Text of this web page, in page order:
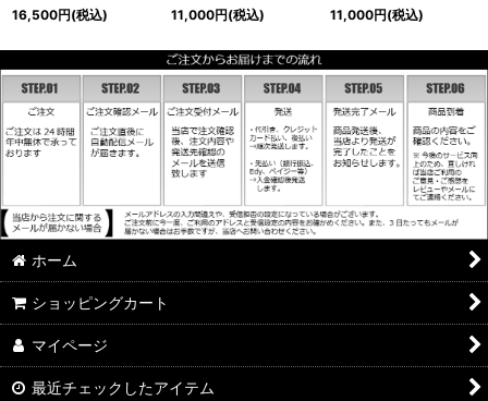
16,500円(税込)
11,000円(税込)
11,000円(税込)
ホーム
ショッピングカート
マイページ
最近チェックしたアイテム